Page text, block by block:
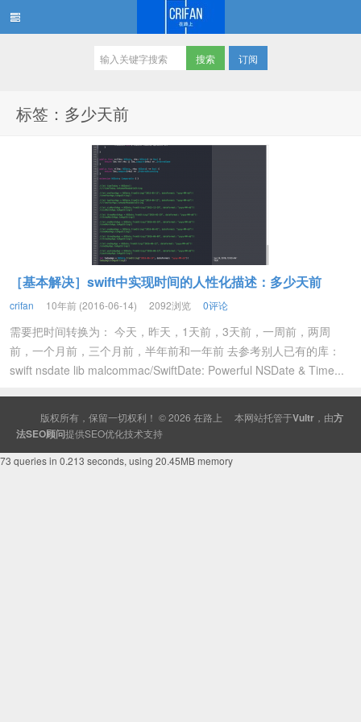
订阅
标签：多少天前
［基本解决］swift中实现时间的人性化描述：多少天前
crifan 10年前 (2016-06-14) 2092浏览 0评论
需要把时间转换为： 今天，昨天，1天前，3天前，一周前，两周
前，一个月前，三个月前，半年前和一年前 去参考别人已有的库：
swift nsdate lib malcommac/SwiftDate: Powerful NSDate & Time...
版权所有，保留一切权利！ © 2026 在路上 本网站托管于Vultr ，由方
法SEO顾问提供SEO优化技术支持
73 queries in 0.213 seconds, using 20.45MB memory